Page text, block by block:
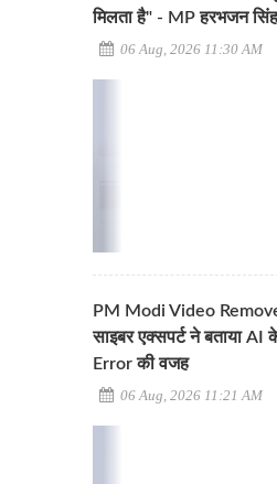
मिलता है" - MP हरभजन सिंह
06 Aug, 2026 11:30 AM
PM Modi Video
साइबर एक्सपर्ट ने बताया AI
Error की वजह
06 Aug, 2026 11:21 AM